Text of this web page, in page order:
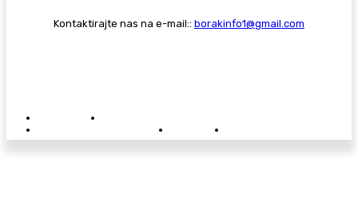
Kontaktirajte nas na e-mail:: borakinfo1@gmail.com